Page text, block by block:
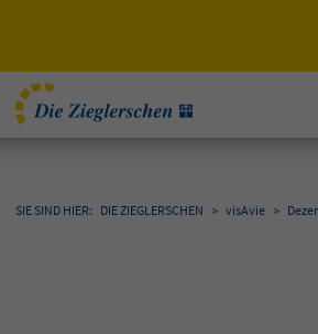
SIE SIND HIER: DIE ZIEGLERSCHEN > visAvie >